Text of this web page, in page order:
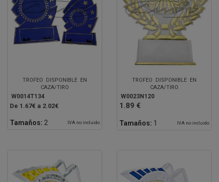
TROFEO DISPONIBLE EN
CAZA/TIRO
W0014T134
De 1.67€ a 2.02€
Tamaños: 2 IVA no incluido
TROFEO DISPONIBLE EN
CAZA/TIRO
W0023N120
1.89 €
Tamaños: 1 IVA no incluido